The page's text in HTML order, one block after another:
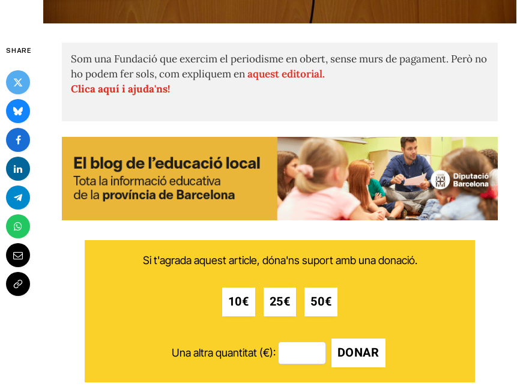
SHARE
Som una Fundació que exercim el periodisme en obert, sense murs de pagament. Però no
ho podem fer sols, com expliquem enaquest editorial.
Clica aquí i ajuda'ns!
Si t'agrada aquest article, dóna'ns suport amb una donació.
10€ 25€ 50€
Una altra quantitat (€): DONAR